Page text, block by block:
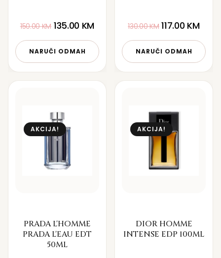
150.00KM 135.00 KM
NARUČI ODMAH
130.00KM 117.00 KM
NARUČI ODMAH
AKCIJA!
PRADA L'HOMME
PRADA L'EAU EDT
50ML
AKCIJA!
DIOR HOMME
INTENSE EDP 100ML